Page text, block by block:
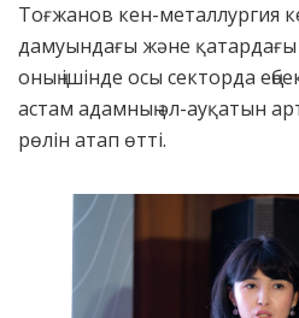
Тоғжанов кен-металлургия
дамуындағы және қатардағы
оның ішінде осы секторда
астам адамның әл-ауқатын
рөлін атап өтті.